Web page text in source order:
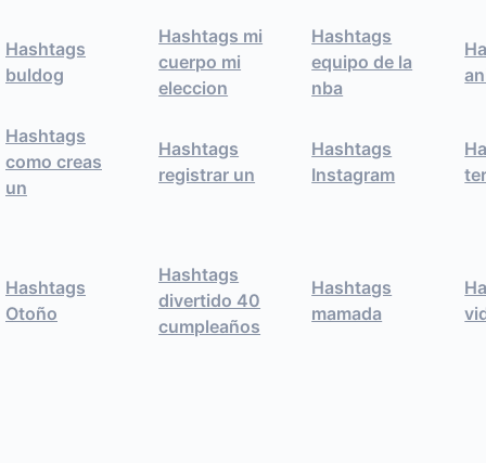
Hashtags
buldog
Hashtags mi
cuerpo mi
eleccion
Hashtags
equipo de la
nba
Hashtags
como creas
un
Hashtags
registrar un
Hashtags
Instagram
Hashtags
Otoño
Hashtags
divertido 40
cumpleaños
Hashtags
mamada